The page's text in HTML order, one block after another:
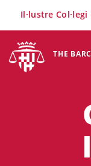
THE BAR
Il·lustre